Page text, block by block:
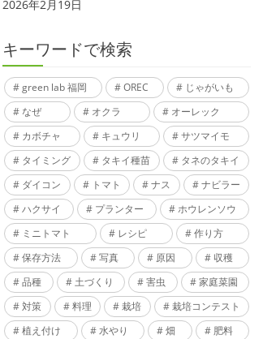
2026年2月19日
キーワードで検索
green lab 福岡 OREC
じゃがいも
なぜ
オクラ
オーレック
カボチャ
キュウリ
サツマイモ
タイミング
タキイ種苗
タネのタキイ
ダイコン
トマト ナス
ナビラー
ハクサイ
プランター
ホウレンソウ
ミニトマト
レシピ
作り方
保存方法
写真 原因
収穫
品種
土づくり 害虫
家庭菜園
対策
料理 栽培
栽培コンテスト
植え付け
水やり 畑
肥料